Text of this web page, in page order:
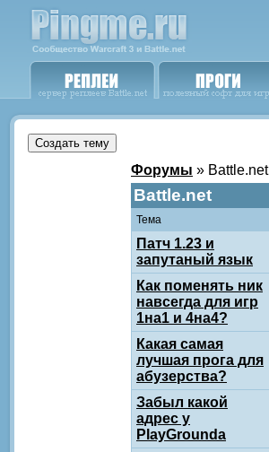
Форумы » Battle.net
Battle.net
Тема
Патч 1.23 и
запутаный язык
Как поменять ник
навсегда для игр
1на1 и 4на4?
Какая самая
лучшая прога для
абузерства?
Забыл какой
адрес у
PlayGrounda